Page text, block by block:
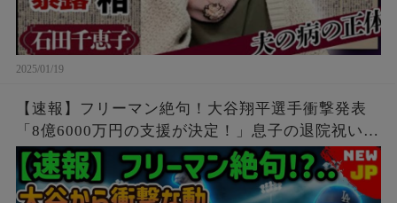
2025/01/19
【速報】フリーマン絶句！大谷翔平選手衝撃発表
「8億6000万円の支援が決定！」息子の退院祝いに
サプライズプレゼントを送ったら涙が止まりませ
んでした！この決定には全米が感動しました